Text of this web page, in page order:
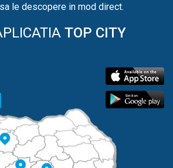
le descopere in mod direct.
TOP CITY